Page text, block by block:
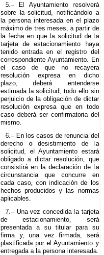
5.– El Ayuntamiento resolverá
sobre la solicitud, notificándolo a
la persona interesada en el plazo
máximo de tres meses, a partir de
la fecha en que la solicitud de la
tarjeta de estacionamiento haya
tenido entrada en el registro del
correspondiente Ayuntamiento. En
el caso de que no recayera
resolución expresa en dicho
plazo, deberá entenderse
estimada la solicitud, todo ello sin
perjuicio de la obligación de dictar
resolución expresa que en todo
caso deberá ser confirmatoria del
mismo.
6.– En los casos de renuncia del
derecho o desistimiento de la
solicitud, el Ayuntamiento estará
obligado a dictar resolución, que
consistirá en la declaración de la
circunstancia que concurre en
cada caso, con indicación de los
hechos producidos y las normas
aplicables.
7.– Una vez concedida la tarjeta
de estacionamiento, será
presentada a su titular para su
firma y, una vez firmada, será
plastificada por el Ayuntamiento y
entregada a la persona interesada.